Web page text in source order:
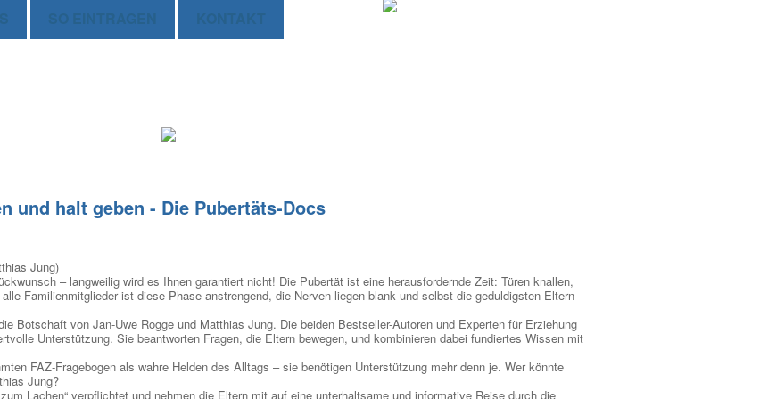
SO EINTRAGEN KONTAKT
und halt geben - Die Pubertäts-Docs
Jung)
– langweilig wird es Ihnen garantiert nicht! Die Pubertät ist eine herausfordernde Zeit: Türen knallen,
Familienmitglieder ist diese Phase anstrengend, die Nerven liegen blank und selbst die geduldigsten Eltern
Botschaft von Jan-Uwe Rogge und Matthias Jung. Die beiden Bestseller-Autoren und Experten für Erziehung
Unterstützung. Sie beantworten Fragen, die Eltern bewegen, und kombinieren dabei fundiertes Wissen mit
FAZ-Fragebogen als wahre Helden des Alltags – sie benötigen Unterstützung mehr denn je. Wer könnte
Jung?
Lachen“ verpflichtet und nehmen die Eltern mit auf eine unterhaltsame und informative Reise durch die